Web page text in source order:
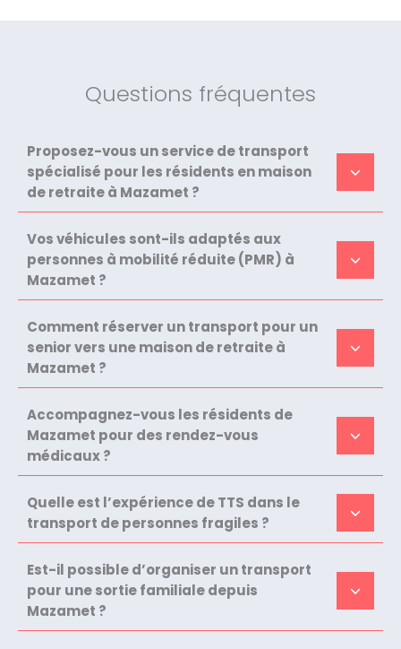
Questions fréquentes
Proposez-vous un service de transport
spécialisé pour les résidents en maison
de retraite à Mazamet ?
Vos véhicules sont-ils adaptés aux
personnes à mobilité réduite (PMR) à
Mazamet ?
Comment réserver un transport pour un
senior vers une maison de retraite à
Mazamet ?
Accompagnez-vous les résidents de
Mazamet pour des rendez-vous
médicaux ?
Quelle est l’expérience de TTS dans le
transport de personnes fragiles ?
Est-il possible d’organiser un transport
pour une sortie familiale depuis
Mazamet ?